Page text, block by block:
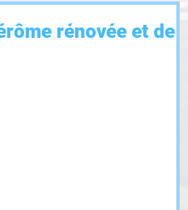
rénovée et de